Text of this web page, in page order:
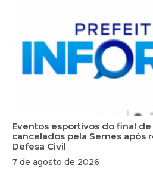
Eventos esportivos do final
cancelados pela Semes após
Defesa Civil
7 de agosto de 2026